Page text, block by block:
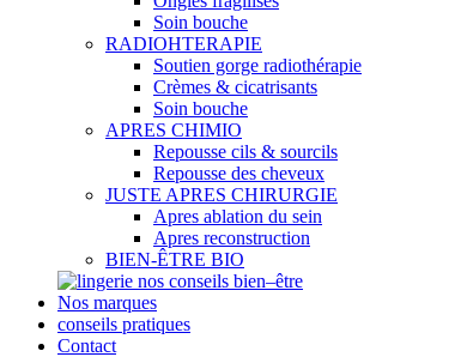
Soin bouche
RADIOHTERAPIE
Soutien gorge radiothérapie
Crèmes & cicatrisants
Soin bouche
APRES CHIMIO
Repousse cils & sourcils
Repousse des cheveux
JUSTE APRES CHIRURGIE
Apres ablation du sein
Apres reconstruction
BIEN-ÊTRE BIO
nos conseils bien–être
Nos marques
conseils pratiques
Contact